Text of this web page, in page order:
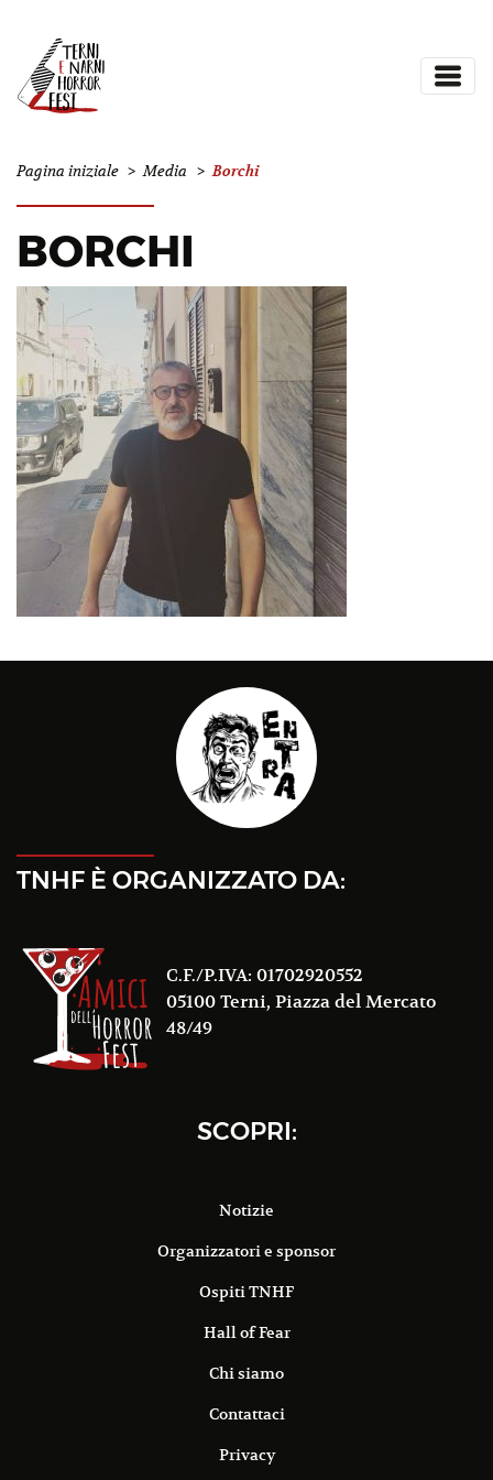
Pagina iniziale > Media > Borchi
BORCHI
TNHF È ORGANIZZATO DA:
C.F./P.IVA: 01702920552
05100 Terni, Piazza del Mercato
48/49
SCOPRI:
Notizie
Organizzatori e sponsor
Ospiti TNHF
Hall of Fear
Chi siamo
Contattaci
Privacy